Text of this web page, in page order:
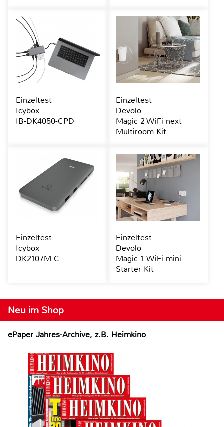
Neu im Shop
ePaper Jahres-Archive, z.B. Heimkino
Einzeltest
Icybox
IB-DK4050-CPD
Einzeltest
Devolo
Magic 2 WiFi next
Multiroom Kit
Einzeltest
Icybox
DK2107M-C
Einzeltest
Devolo
Magic 1 WiFi mini
Starter Kit